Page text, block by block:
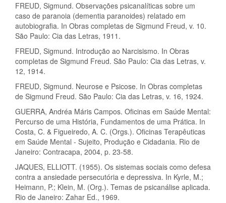
FREUD, Sigmund. Observações psicanalíticas sobre um
caso de paranoia (dementia paranoides) relatado em
autobiografia. In Obras completas de Sigmund Freud, v. 10.
São Paulo: Cia das Letras, 1911.
FREUD, Sigmund. Introdução ao Narcisismo. In Obras
completas de Sigmund Freud. São Paulo: Cia das Letras, v.
12, 1914.
FREUD, Sigmund. Neurose e Psicose. In Obras completas
de Sigmund Freud. São Paulo: Cia das Letras, v. 16, 1924.
GUERRA, Andréa Máris Campos. Oficinas em Saúde Mental:
Percurso de uma História, Fundamentos de uma Prática. In
Costa, C. & Figueiredo, A. C. (Orgs.). Oficinas Terapêuticas
em Saúde Mental - Sujeito, Produção e Cidadania. Rio de
Janeiro: Contracapa, 2004, p. 23-58.
JAQUES, ELLIOTT. (1955). Os sistemas sociais como defesa
contra a ansiedade persecutória e depressiva. In Kyrle, M.;
Heimann, P.; Klein, M. (Org.). Temas de psicanálise aplicada.
Rio de Janeiro: Zahar Ed., 1969.